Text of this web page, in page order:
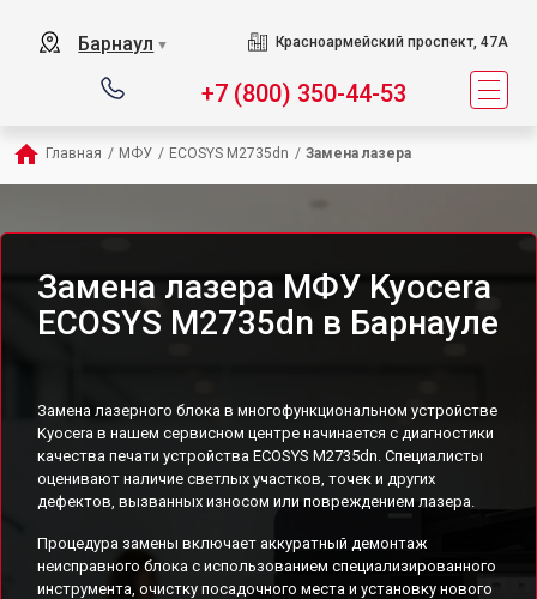
Барнаул ▼ Красноармейский проспект, 47А
+7 (800) 350-44-53
Главная / МФУ / ECOSYS M2735dn / Замена лазера
Замена лазера МФУ Kyocera
ECOSYS M2735dn в Барнауле
Замена лазерного блока в многофункциональном устройстве
Kyocera в нашем сервисном центре начинается с диагностики
качества печати устройства ECOSYS M2735dn. Специалисты
оценивают наличие светлых участков, точек и других
дефектов, вызванных износом или повреждением лазера.
Процедура замены включает аккуратный демонтаж
неисправного блока с использованием специализированного
инструмента, очистку посадочного места и установку нового